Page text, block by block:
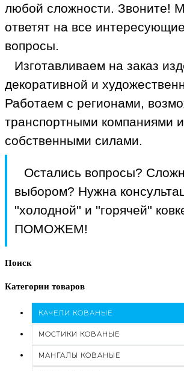
любой сложности. Звоните!
ответят на все
вопросы.
Изготавливаем на заказ
декоративной и
Работаем с регионами,
транспортными компаниями
собственными силами.
Остались вопросы?
выбором? Нужна
''холодной'' и ''горячей''
ПОМОЖЕМ!
Поиск
Категории товаров
КАЧЕЛИ КОВАНЫЕ
МОСТИКИ КОВАНЫЕ
МАНГАЛЫ КОВАНЫЕ